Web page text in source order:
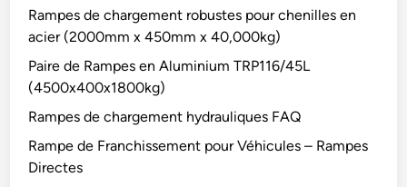
Rampes de chargement robustes pour chenilles en
acier (2000mm x 450mm x 40,000kg)
Paire de Rampes en Aluminium TRP116/45L
(4500x400x1800kg)
Rampes de chargement hydrauliques FAQ
Rampe de Franchissement pour Véhicules – Rampes
Directes